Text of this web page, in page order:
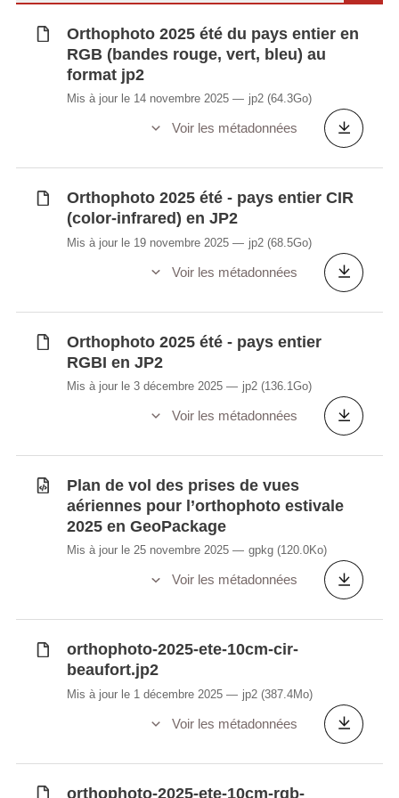
Orthophoto 2025 été du pays entier en
RGB (bandes rouge, vert, bleu) au
format jp2
Mis à jour le 14 novembre 2025 jp2 (64.3Go)
Voir les métadonnées
Orthophoto 2025 été - pays entier CIR
(color-infrared) en JP2
Mis à jour le 19 novembre 2025 jp2 (68.5Go)
Voir les métadonnées
Orthophoto 2025 été - pays entier
RGBI en JP2
Mis à jour le 3 décembre 2025 jp2 (136.1Go)
Voir les métadonnées
Plan de vol des prises de vues
aériennes pour l’orthophoto estivale
2025 en GeoPackage
Mis à jour le 25 novembre 2025 gpkg (120.0Ko)
Voir les métadonnées
orthophoto-2025-ete-10cm-cir-
beaufort.jp2
Mis à jour le 1 décembre 2025 jp2 (387.4Mo)
Voir les métadonnées
orthophoto-2025-ete-10cm-rgb-